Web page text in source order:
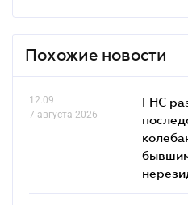
Похожие новости
12.09
7 августа 2026
ГНС